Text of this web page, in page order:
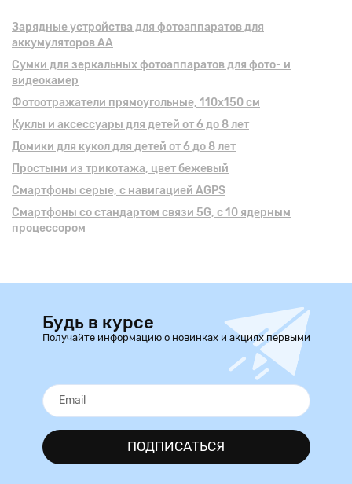
Зарядные устройства для фотоаппаратов для
аккумуляторов AA
Сумки для зеркальных фотоаппаратов для фото- и
видеокамер
Фотоотражатели прямоугольные, 110х150 см
Куклы и аксесcуары для детей от 6 до 8 лет
Домики для кукол для детей от 6 до 8 лет
Простыни из трикотажа, цвет бежевый
Смартфоны серые, с навигацией AGPS
Смартфоны cо стандартом связи 5G, с 10 ядерным
процессором
Будь в курсе
Получайте информацию о новинках и акциях первыми
ПОДПИСАТЬСЯ